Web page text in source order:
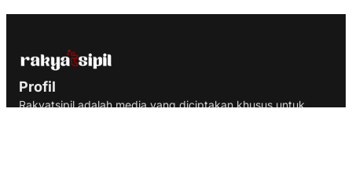
Profil
Rakyatsipil adalah media yang diciptakan khusus untuk